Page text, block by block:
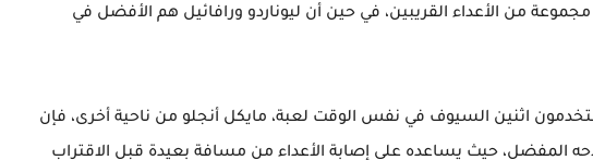
مجموعة من الأعداء القريبين، في حين أن ليوناردو ورافائيل هم الأفضل في
اثنين السيوف في نفس الوقت لعبة، مايكل أنجلو من ناحية أخرى، فإن
المفضل، حيث يساعده على إصابة الأعداء من مسافة بعيدة قبل الاقتراب